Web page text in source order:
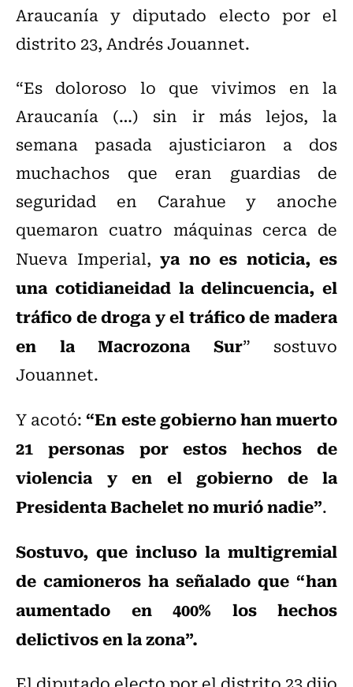
Araucanía y diputado electo por el
distrito 23, Andrés Jouannet.
“Es doloroso lo que vivimos en la
Araucanía (…) sin ir más lejos, la
semana pasada ajusticiaron a dos
muchachos que eran guardias de
seguridad en Carahue y anoche
quemaron cuatro máquinas cerca de
Nueva Imperial, ya no es noticia, es
una cotidianeidad la delincuencia, el
tráfico de droga y el tráfico de madera
en la Macrozona Sur” sostuvo
Jouannet.
Y acotó:“En este gobierno han muerto
21 personas por estos hechos de
violencia y en el gobierno de la
Presidenta Bachelet no murió nadie”.
Sostuvo, que incluso la multigremial
de camioneros ha señalado que “han
aumentado en 400% los hechos
delictivos en la zona”.